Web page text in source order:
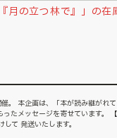
月の立つ林で』」の在
。 本企画は、「本が読み継がれ
ったメッセージを寄せています。
て 発送いたします。